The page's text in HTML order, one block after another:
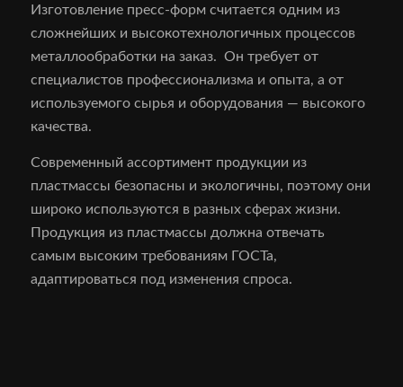
Изготовление пресс-форм считается одним из
сложнейших и высокотехнологичных процессов
металлообработки на заказ. Он требует от
специалистов профессионализма и опыта, а от
используемого сырья и оборудования — высокого
качества.
Современный ассортимент продукции из
пластмассы безопасны и экологичны, поэтому они
широко используются в разных сферах жизни.
Продукция из пластмассы должна отвечать
самым высоким требованиям ГОСТа,
адаптироваться под изменения спроса.